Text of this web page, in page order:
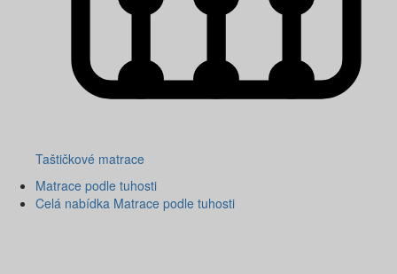
Taštičkové matrace
Matrace podle tuhosti
Celá nabídka Matrace podle tuhosti